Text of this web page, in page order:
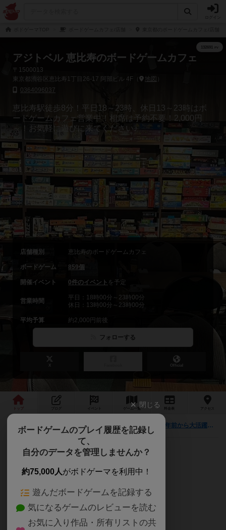
アジトベル 恵比寿のボードゲームカフェ
〒1500013
東京都渋谷区恵比寿1丁目26-17 阿部ビル 4F（
地図 ）
0364096037
恵比寿駅徒歩8分！平日18～23時、休日13～23時はボ
ードゲームカフェ営業中！相席は予約不要！2,000円
～！お気軽に遊びに来てください♪
店舗種別 恵比寿のボードゲームカフェ
ボードゲーム 859個
開催イベント 0件のイベント を予定
営業時間
平日：18時00分～23時00分
休日：13時00分～23時00分
平均予算 約2,000円前後
フォローする
X Official
ゲーム 一覧 料金 アクセス
最新情報 【おすすめボードゲーム】(前編)10周年企画！10年前から大活躍のボードゲーム【#163】をあげました
恵比寿駅 徒歩8分！
平日 18～23時 休日 13~23時
毎日ボードゲームカフェ営業中！
閉じる
ボードゲームのプレイ履歴を記録し
て、
自分のデータを管理しませんか？
約75,000人がボドゲーマを利用中！
遊んだボードゲームを記録する
気になるゲームのレビューを読む
お気に入り作品・所有リストの共